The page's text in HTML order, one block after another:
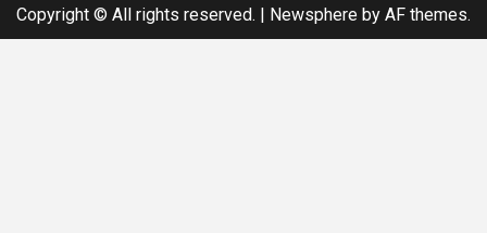
Copyright © All rights reserved. | Newsphere by AF themes.